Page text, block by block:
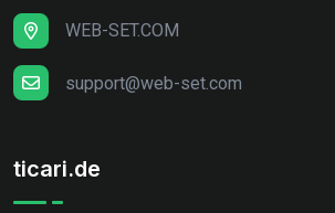
WEB-SET.COM
support@web-set.com
ticari.de